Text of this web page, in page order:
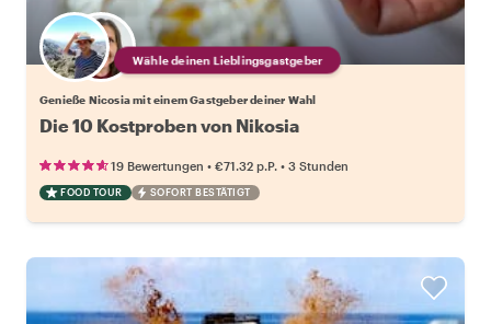
Wähle deinen Lieblingsgastgeber
Genieße Nicosia mit einem Gastgeber deiner Wahl
Die 10 Kostproben von Nikosia
19 Bewertungen • €71.32 p.P. • 3 Stunden
FOOD TOUR SOFORT BESTÄTIGT